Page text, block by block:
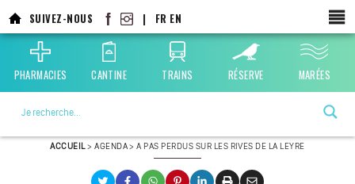
au
contenu
principal
SUIVEZ-NOUS | FR EN
PHARMACIES CANTINE TRAINS RÉSERVE MARÉES
ACCUEIL>AGENDA>A PAS PERDUS SUR LES RIVES DE LA LEYRE